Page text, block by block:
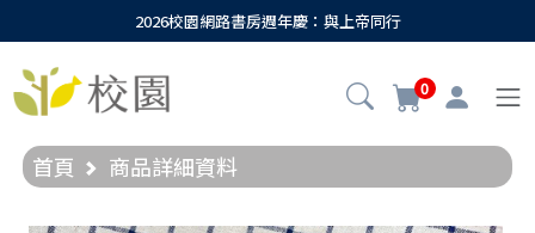
2026校園網路書房週年慶：與上帝同行
0
首頁 商品詳細資料